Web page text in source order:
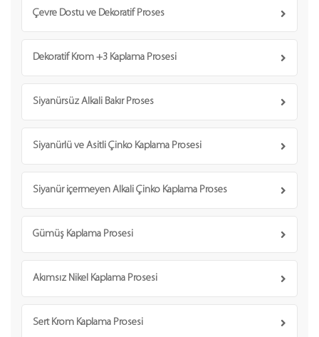
Çevre Dostu ve Dekoratif Proses
Dekoratif Krom +3 Kaplama Prosesi
Siyanürsüz Alkali Bakır Proses
Siyanürlü ve Asitli Çinko Kaplama Prosesi
Siyanür içermeyen Alkali Çinko Kaplama Proses
Gümüş Kaplama Prosesi
Akımsız Nikel Kaplama Prosesi
Sert Krom Kaplama Prosesi